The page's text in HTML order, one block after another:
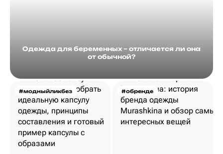
Одежда для беременных – отличается ли она
от обычной?
#модныйликбез #обренде